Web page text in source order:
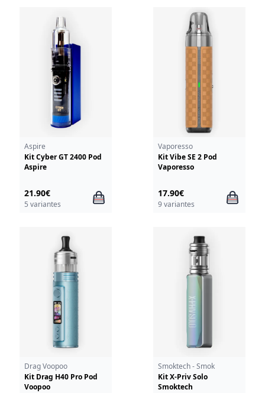
Aspire
Kit Cyber GT 2400 Pod
Aspire
21.90€
5 variantes
Vaporesso
Kit Vibe SE 2 Pod
Vaporesso
17.90€
9 variantes
Drag Voopoo
Kit Drag H40 Pro Pod
Voopoo
Smoktech - Smok
Kit X-Priv Solo
Smoktech